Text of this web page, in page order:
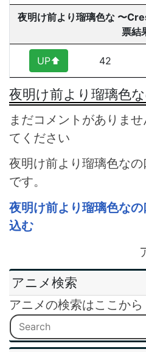
夜明け前より瑠璃色な 〜
票結
UP⬆︎ 42
夜明け前より瑠璃色
まだコメントがありま
てください
夜明け前より瑠璃色な
です。
夜明け前より瑠璃色な
込む
アニメ検索
アニメの検索はここから